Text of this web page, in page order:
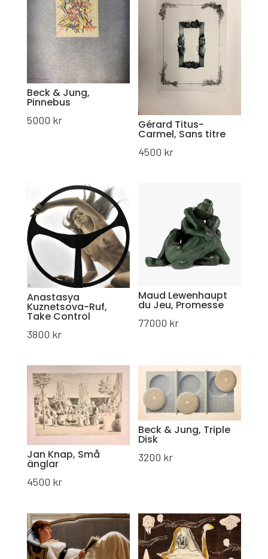
Beck & Jung,
Pinnebus
5000 kr Gérard Titus-
Carmel, Sans titre
4500 kr
Anastasya
Kuznetsova-Ruf,
Take Control
3800 kr
Maud Lewenhaupt
du Jeu, Promesse
77000 kr
Jan Knap, Små
änglar
4500 kr
Beck & Jung, Triple
Disk
3200 kr